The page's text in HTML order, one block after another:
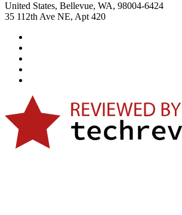
United States, Bellevue, WA, 98004-6424
35 112th Ave NE, Apt 420